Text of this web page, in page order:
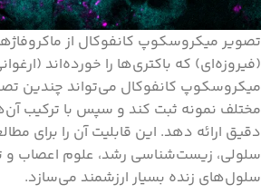
(فیروزه‌ای) که باکتری‌ها را خورده‌اند
میکروسکوپ کانفوکال می‌تواند چندین
مختلف نمونه ثبت کند و سپس با ترکیب
دقیق ارائه دهد. این قابلیت آن را برای
سلولی، زیست‌شناسی رشد، علوم اعصاب و
سلول‌های زنده بسیار ارزشمند می‌سازد.